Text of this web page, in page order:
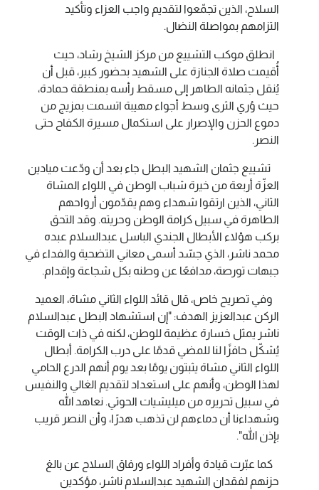
السلاح، الذين تجمّعوا لتقديم واجب العزاء وتأكيد
التزامهم بمواصلة النضال.
انطلق موكب التشييع من مركز الشيخ رشاد، حيث
أُقيمت صلاة الجنازة على الشهيد بحضور كبير، قبل أن
يُنقل جثمانه الطاهر إلى مسقط رأسه بمنطقة حمادة،
حيث وُري الثرى وسط أجواء مهيبة اتسمت بمزيج من
دموع الحزن والإصرار على استكمال مسيرة الكفاح حتى
النصر.
تشييع جثمان الشهيد البطل جاء بعد أن ودّعت ميادين
العزّة أربعة من خيرة شباب الوطن في اللواء المشاة
الثاني، الذين ارتقوا شهداء وهم يقدّمون أرواحهم
الطاهرة في سبيل كرامة الوطن وحريته. وقد التحق
بركب هؤلاء الأبطال الجندي الباسل عبدالسلام عبده
محمد ناشر، الذي جسّد أسمى معاني التضحية والفداء في
جبهات تورصة، مدافعًا عن وطنه بكل شجاعة وإقدام.
وفي تصريح خاص، قال قائد اللواء الثاني مشاة، العميد
الركن عبدالعزيز الهدف: "إن استشهاد البطل عبدالسلام
ناشر يمثل خسارة عظيمة للوطن، لكنه في ذات الوقت
يُشكّل حافزًا لنا للمضي قدمًا على درب الكرامة. أبطال
اللواء الثاني مشاة يثبتون يومًا بعد يوم أنهم الدرع الحامي
لهذا الوطن، وأنهم على استعداد لتقديم الغالي والنفيس
في سبيل تحريره من ميليشيات الحوثي. نعاهد الله
وشهداءنا أن دماءهم لن تذهب هدرًا، وأن النصر قريب
بإذن الله".
كما عبّرت قيادة وأفراد اللواء ورفاق السلاح عن بالغ
حزنهم لفقدان الشهيد عبدالسلام ناشر، مؤكدين